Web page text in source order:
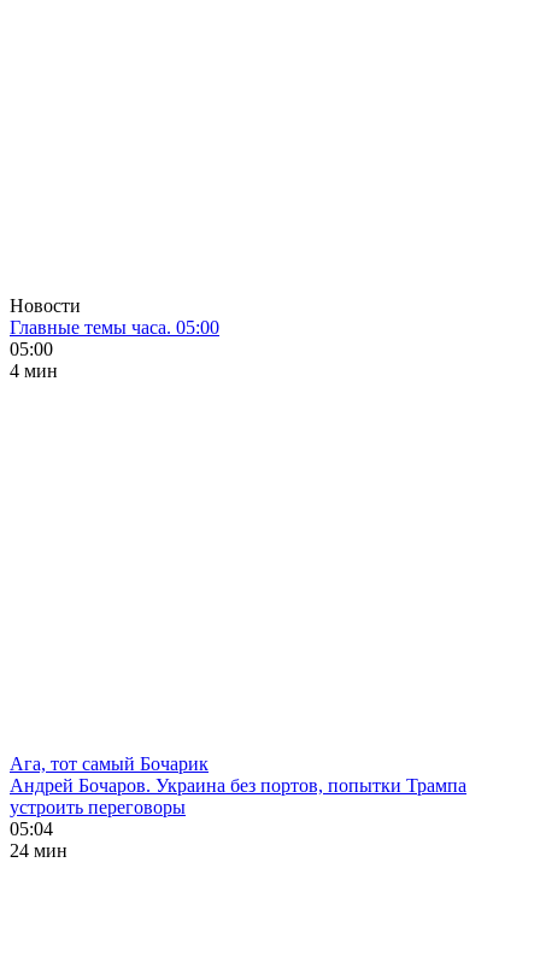
Новости
Главные темы часа. 05:00
05:00
4 мин
Ага, тот самый Бочарик
Андрей Бочаров. Украина без портов, попытки Трампа
устроить переговоры
05:04
24 мин